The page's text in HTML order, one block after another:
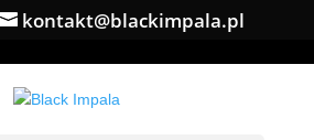
kontakt@blackimpala.pl